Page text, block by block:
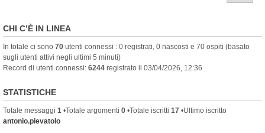
CHI C’È IN LINEA
In totale ci sono 70 utenti connessi : 0 registrati, 0 nascosti e 70 ospiti (basato
sugli utenti attivi negli ultimi 5 minuti)
Record di utenti connessi: 6244 registrato il 03/04/2026, 12:36
STATISTICHE
Totale messaggi 1 •Totale argomenti 0 •Totale iscritti 17 •Ultimo iscritto
antonio.pievatolo